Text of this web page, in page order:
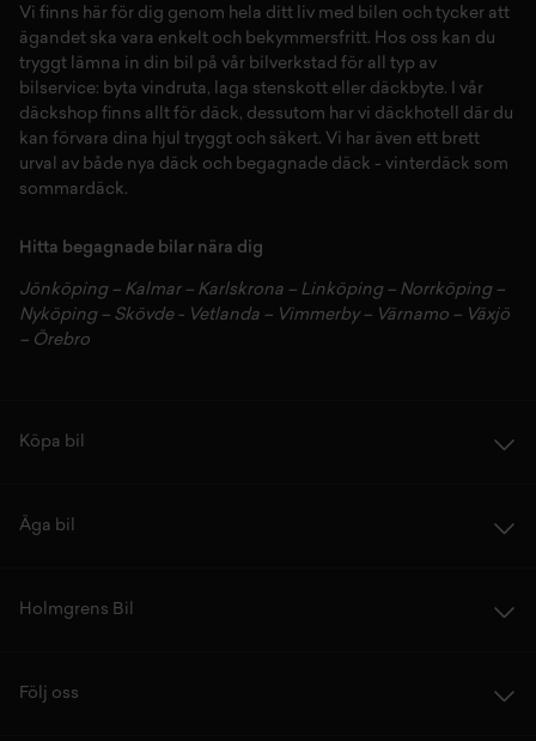
Vi finns här för dig genom hela ditt liv med bilen och tycker att
ägandet ska vara enkelt och bekymmersfritt. Hos oss kan du
tryggt lämna in din bil på vår bilverkstad för all typ av
bilservice: byta vindruta, laga stenskott eller däckbyte. I vår
däckshop finns allt för däck, dessutom har vi däckhotell där du
kan förvara dina hjul tryggt och säkert. Vi har även ett brett
urval av både nya däck och begagnade däck - vinterdäck som
sommardäck.
Hitta begagnade bilar nära dig
Jönköping– Kalmar – Karlskrona – Linköping– Norrköping–
Nyköping– Skövde- Vetlanda – Vimmerby– Värnamo – Växjö
– Örebro
Köpa bil
Äga bil
Holmgrens Bil
Följ oss